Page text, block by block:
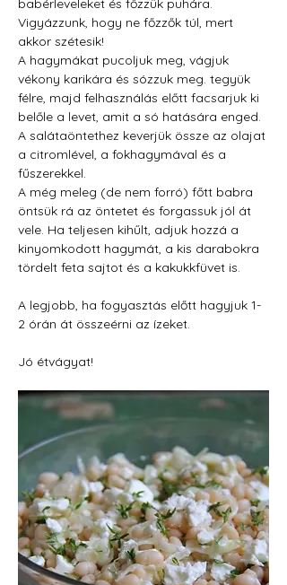
babérleveleket és főzzük puhára.
Vigyázzunk, hogy ne főzzők túl, mert
akkor szétesik!
A hagymákat pucoljuk meg, vágjuk
vékony karikára és sózzuk meg. tegyük
félre, majd felhasználás előtt facsarjuk ki
belőle a levet, amit a só hatására enged.
A salátaöntethez keverjük össze az olajat
a citromlével, a fokhagymával és a
fűszerekkel.
A még meleg (de nem forró) főtt babra
öntsük rá az öntetet és forgassuk jól át
vele. Ha teljesen kihűlt, adjuk hozzá a
kinyomkodott hagymát, a kis darabokra
tördelt feta sajtot és a kakukkfüvet is.
A legjobb, ha fogyasztás előtt hagyjuk 1-
2 órán át összeérni az ízeket.
Jó étvágyat!